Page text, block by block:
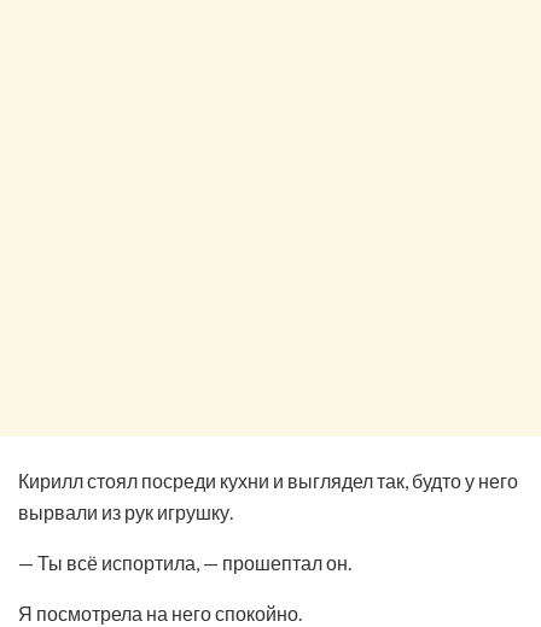
Кирилл стоял посреди кухни и выглядел так, будто у него
вырвали из рук игрушку.
— Ты всё испортила, — прошептал он.
Я посмотрела на него спокойно.